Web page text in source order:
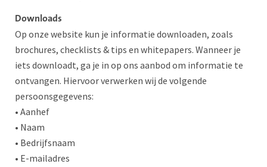
Downloads
Op onze website kun je informatie downloaden, zoals
brochures, checklists & tips en whitepapers. Wanneer je
iets downloadt, ga je in op ons aanbod om informatie te
ontvangen. Hiervoor verwerken wij de volgende
persoonsgegevens:
• Aanhef
• Naam
• Bedrijfsnaam
• E-mailadres